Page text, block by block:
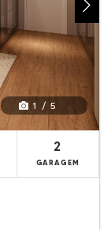
1 / 5
2
GARAGEM